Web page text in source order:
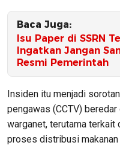
Baca Juga:
Isu Paper di SSRN
Ingatkan Jangan
Resmi Pemerintah
Insiden itu menjadi
pengawas (CCTV)
warganet, terutama terkait
proses distribusi